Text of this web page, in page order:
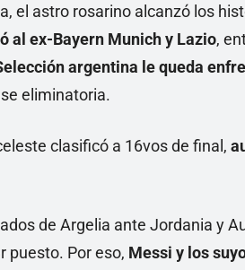
el astro rosarino alcanzó los
al ex-Bayern Munich y Lazio,
argentina le queda
eliminatoria.
clasificó a 16vos de final,
de Argelia ante Jordania y
puesto. Por eso, Messi y los